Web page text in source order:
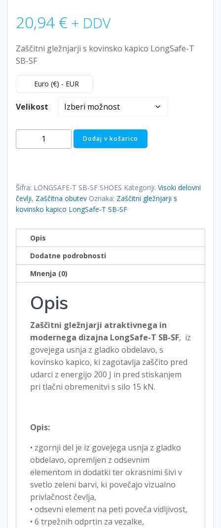
20,94 € + DDV
Zaščitni gležnjarji s kovinsko kapico LongSafe-T
SB-SF
Euro (€) - EUR
Velikost
Zaščitni
gležnjarji
kapico
LongSafe-
T
količina
Dodaj v košarico
Šifra: LONGSAFE-T SB-SF SHOES Kategoriji: Visoki delovni
čevlji, Zaščitna obutev Oznaka: Zaščitni gležnjarji s
kovinsko kapico LongSafe-T SB-SF
Opis
Dodatne podrobnosti
Mnenja (0)
Opis
Zaščitni gležnjarji atraktivnega in
modernega dizajna LongSafe-T SB-SF, iz
govejega usnja z gladko obdelavo, s
kovinsko kapico, ki zagotavlja zaščito pred
udarci z energijo 200 J in pred stiskanjem
pri tlačni obremenitvi s silo 15 kN.
Opis:
• zgornji del je iz govejega usnja z gladko
obdelavo, opremljen z odsevnim
elementom in dodatki ter okrasnimi šivi v
svetlo zeleni barvi, ki povečajo vizualno
privlačnost čevlja,
• odsevni element na peti poveča vidljivost,
• 6 trpežnih odprtin za vezalke,